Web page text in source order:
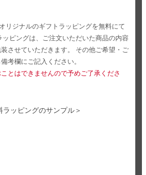
リジナルのギフトラッピングを無料にて
ッピングは、ご注文いただいた商品の内容
させていただきます。
その他ご希望・ご
考欄にご記入ください。
とはできませんので予めご了承くださ
ラッピングのサンプル＞